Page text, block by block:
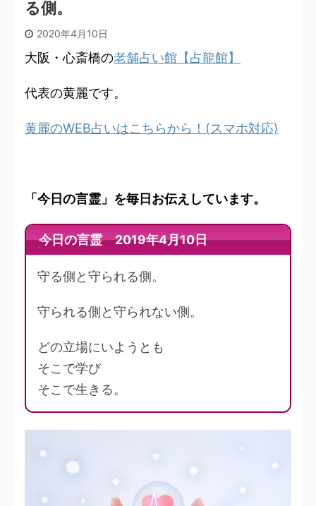
る側。
2020年4月10日
大阪・心斎橋の老舗占い館【占龍館】
代表の黄麗です。
黄麗のWEB占いはこちらから！(スマホ対応)
「今日の言霊」を毎日お伝えしています。
今日の言霊 2019年4月10日
守る側と守られる側。
守られる側と守られない側。
どの立場にいようとも
そこで学び
そこで生きる。